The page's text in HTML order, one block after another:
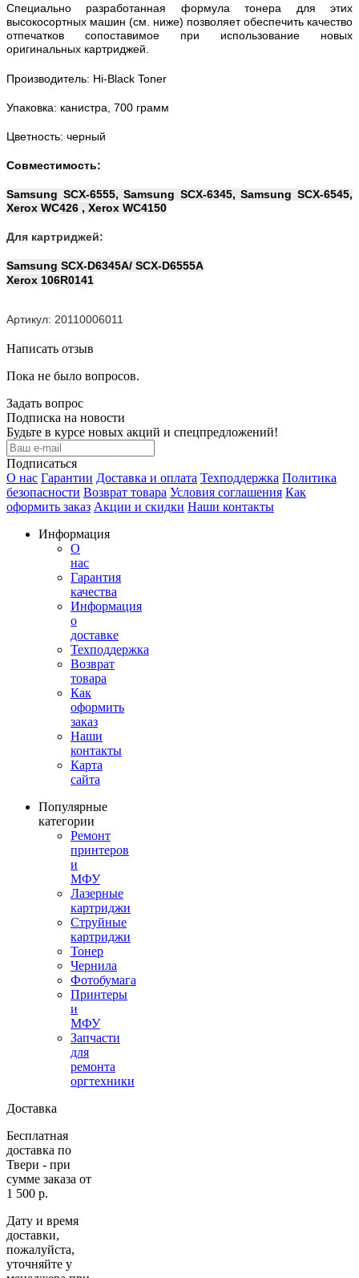
Специально разработанная формула тонера для этих
высокосортных машин (см. ниже) позволяет обеспечить качество
отпечатков сопоставимое при использование новых
оригинальных картриджей.
Производитель: Hi-Black Toner
Упаковка: канистра, 700 грамм
Цветность: черный
Совместимость:
Samsung SCX-6555, Samsung SCX-6345, Samsung SCX-6545,
Xerox WC426 , Xerox WC4150
Для картриджей:
Samsung SCX-D6345A/ SCX-D6555A
Xerox 106R0141
Артикул: 20110006011
Написать отзыв
Пока не было вопросов.
Задать вопрос
Подписка на новости
Будьте в курсе новых акций и спецпредложений!
Подписаться
О нас Гарантии Доставка и оплата Техподдержка Политика
безопасности Возврат товара Условия соглашения Как
оформить заказ Акции и скидки Наши контакты
Информация
О
нас
Гарантия
качества
Информация
о
доставке
Техподдержка
Возврат
товара
Как
оформить
заказ
Наши
контакты
Карта
сайта
Популярные
категории
Ремонт
принтеров
и
МФУ
Лазерные
картриджи
Струйные
картриджи
Тонер
Чернила
Фотобумага
Принтеры
и
МФУ
Запчасти
для
ремонта
оргтехники
Доставка
Бесплатная
доставка по
Твери - при
сумме заказа от
1 500 р.
Дату и время
доставки,
пожалуйста,
уточняйте у